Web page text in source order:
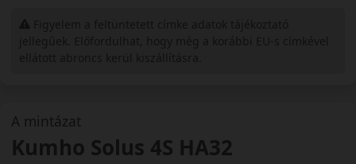
A mintázat
Kumho Solus 4S HA32